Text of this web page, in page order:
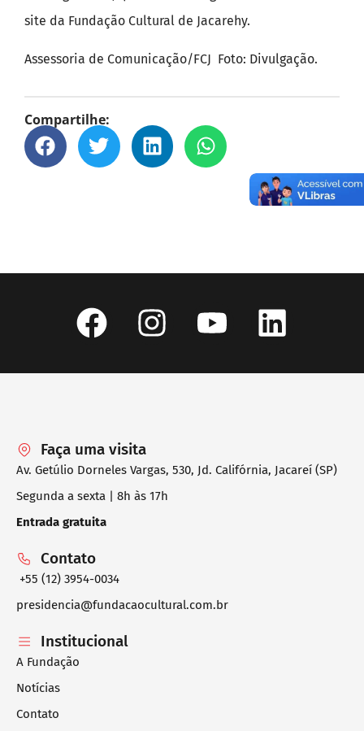
site da Fundação Cultural de Jacarehy.
Assessoria de Comunicação/FCJ Foto: Divulgação.
Compartilhe:
Faça uma visita
Av. Getúlio Dorneles Vargas, 530, Jd. Califórnia, Jacareí (SP)
Segunda a sexta | 8h às 17h
Entrada gratuita
Contato
+55 (12) 3954-0034
presidencia@fundacaocultural.com.br
Institucional
A Fundação
Notícias
Contato